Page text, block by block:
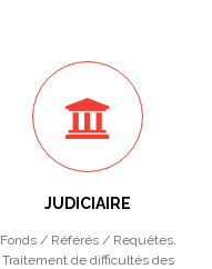
JUDICIAIRE
Fonds / Référés / Requêtes.
Traitement de difficultés des